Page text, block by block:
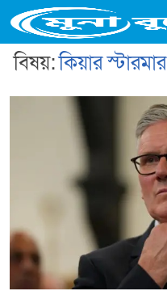
বিষয়:কিয়ার স্টারমার